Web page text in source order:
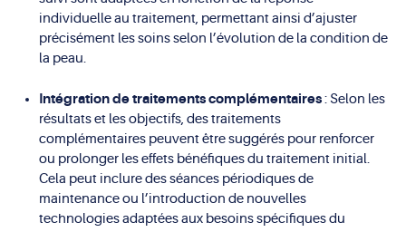
individuelle au traitement, permettant ainsi d’ajuster
précisément les soins selon l’évolution de la condition de
la peau.
Intégration de traitements complémentaires: Selon les
résultats et les objectifs, des traitements
complémentaires peuvent être suggérés pour renforcer
ou prolonger les effets bénéfiques du traitement initial.
Cela peut inclure des séances périodiques de
maintenance ou l’introduction de nouvelles
technologies adaptées aux besoins spécifiques du